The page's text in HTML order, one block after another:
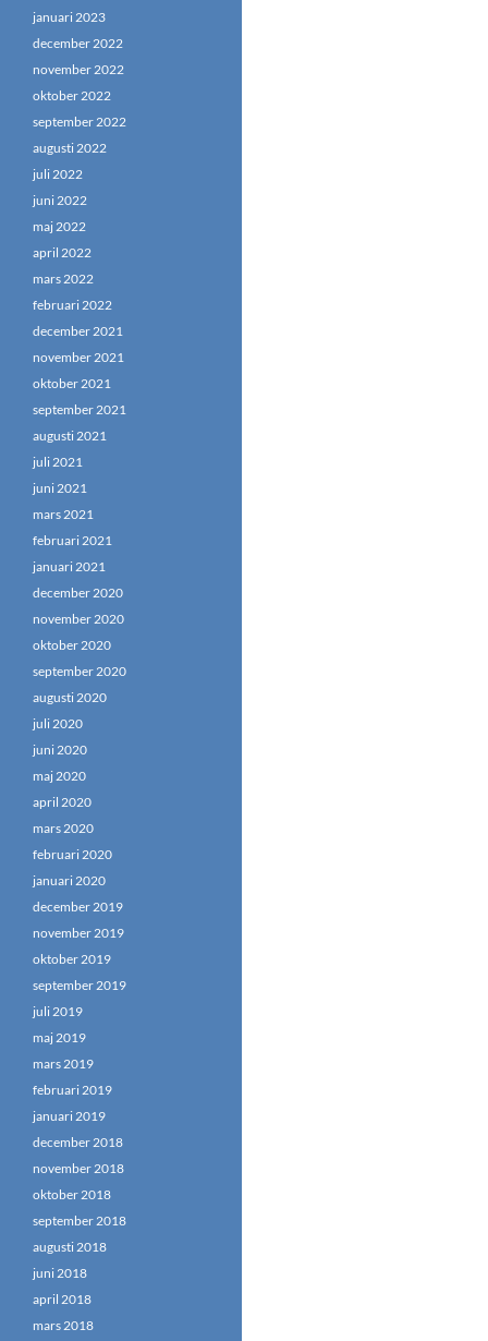
januari 2023
december 2022
november 2022
oktober 2022
september 2022
augusti 2022
juli 2022
juni 2022
maj 2022
april 2022
mars 2022
februari 2022
december 2021
november 2021
oktober 2021
september 2021
augusti 2021
juli 2021
juni 2021
mars 2021
februari 2021
januari 2021
december 2020
november 2020
oktober 2020
september 2020
augusti 2020
juli 2020
juni 2020
maj 2020
april 2020
mars 2020
februari 2020
januari 2020
december 2019
november 2019
oktober 2019
september 2019
juli 2019
maj 2019
mars 2019
februari 2019
januari 2019
december 2018
november 2018
oktober 2018
september 2018
augusti 2018
juni 2018
april 2018
mars 2018